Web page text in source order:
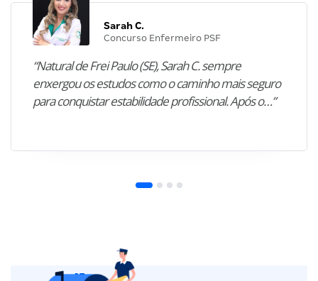
Sarah C.
Concurso Enfermeiro PSF
“Natural de Frei Paulo (SE), Sarah C. sempre
enxergou os estudos como o caminho mais seguro
para conquistar estabilidade profissional. Após o…”